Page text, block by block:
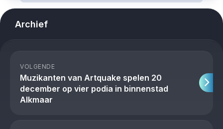
Archief
VOLGENDE
Muzikanten van Artquake spelen 20
december op vier podia in binnenstad
Alkmaar